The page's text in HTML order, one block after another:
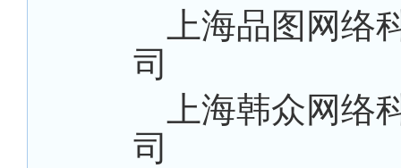
上海品图网络
司
上海韩众网络
司